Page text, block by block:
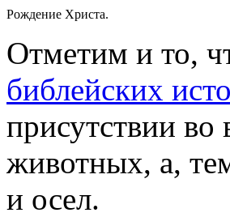
Рождение Христа.
Отметим и то,
библейских
присутствии во
животных, а,
и осел.